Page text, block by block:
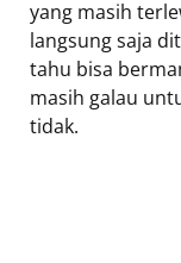
yang masih
langsung saja
tahu bisa
masih galau
tidak.